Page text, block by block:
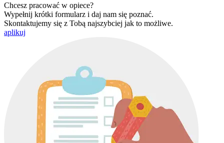
Chcesz pracować w opiece?
Wypełnij krótki formularz i daj nam się poznać.
Skontaktujemy się z Tobą najszybciej jak to możliwe.
aplikuj